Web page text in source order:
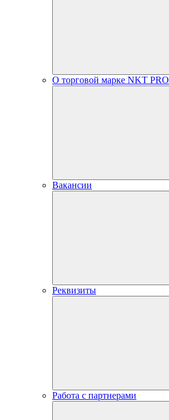
О торговой марке NKT PRO
Вакансии
Реквизиты
Работа с партнерами